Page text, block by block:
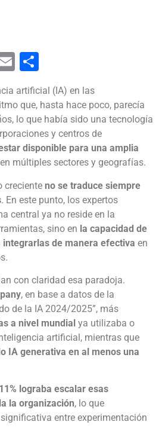
Email
artificial (IA) en las
que, hasta hace poco, parecía
lo que había sido una tecnología
y centros de
disponible para una amplia
múltiples sectores y geografías.
creciente no se traduce siempre
. En este punto, los expertos
central ya no reside en la
sino en la capacidad de
de manera efectiva en
con claridad esa paradoja.
, en base a datos de la
de la IA 2024/2025”, más
a nivel mundial ya utilizaba o
artificial, mientras que
IA generativa en al menos una
11% lograba escalar esas
la organización, lo que
entre experimentación